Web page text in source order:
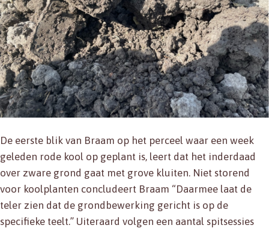
De eerste blik van Braam op het perceel waar een week
geleden rode kool op geplant is, leert dat het inderdaad
over zware grond gaat met grove kluiten. Niet storend
voor koolplanten concludeert Braam “Daarmee laat de
teler zien dat de grondbewerking gericht is op de
specifieke teelt.” Uiteraard volgen een aantal spitsessies